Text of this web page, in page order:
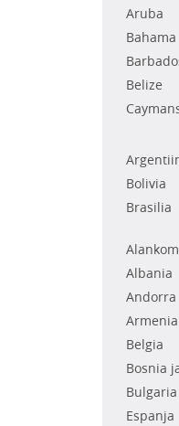
Aruba
Bahama
Belize
Bolivia
Brasilia
Albania
Andorra
Armenia
Belgia
Bosnia
Bulgaria
Espanja